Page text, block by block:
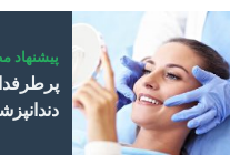
پیشنهاد